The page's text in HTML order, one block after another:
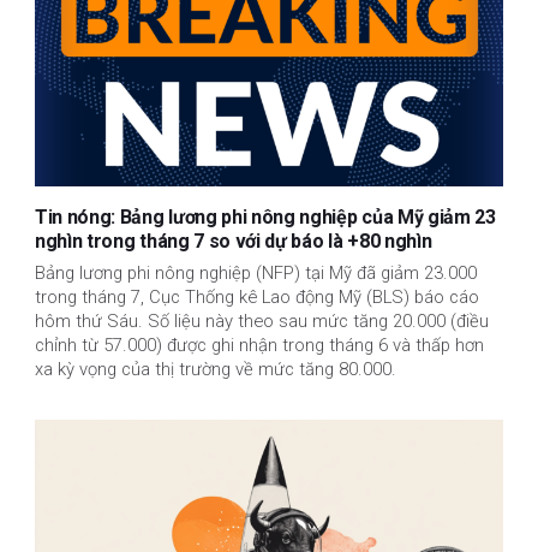
Tin nóng: Bảng lương phi nông nghiệp của Mỹ giảm 23
nghìn trong tháng 7 so với dự báo là +80 nghìn
Bảng lương phi nông nghiệp (NFP) tại Mỹ đã giảm 23.000
trong tháng 7, Cục Thống kê Lao động Mỹ (BLS) báo cáo
hôm thứ Sáu. Số liệu này theo sau mức tăng 20.000 (điều
chỉnh từ 57.000) được ghi nhận trong tháng 6 và thấp hơn
xa kỳ vọng của thị trường về mức tăng 80.000.